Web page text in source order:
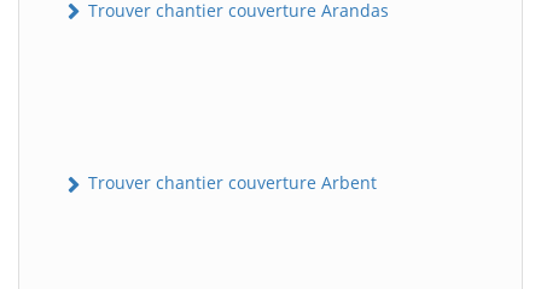
Trouver chantier couverture Arandas
Trouver chantier couverture Arbent